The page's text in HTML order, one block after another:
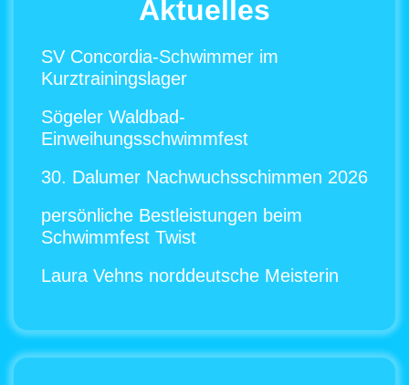
Aktuelles
SV Concordia-Schwimmer im
Kurztrainingslager
Sögeler Waldbad-
Einweihungsschwimmfest
30. Dalumer Nachwuchsschimmen 2026
persönliche Bestleistungen beim
Schwimmfest Twist
Laura Vehns norddeutsche Meisterin